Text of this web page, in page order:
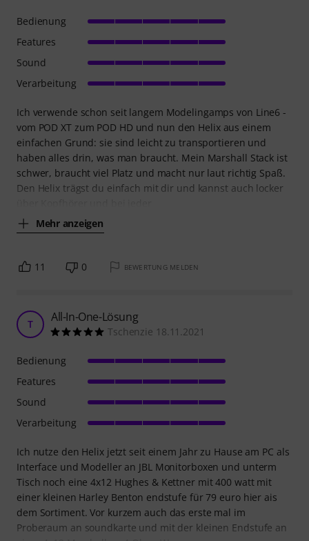
Ich verwende schon seit langem Modelingamps von Line6 -
vom POD XT zum POD HD und nun den Helix aus einem
einfachen Grund: sie sind leicht zu transportieren und
haben alles drin, was man braucht. Mein Marshall Stack ist
schwer, braucht viel Platz und macht nur laut richtig Spaß.
Den Helix trägst du einfach mit dir und kannst auch locker
Mehr anzeigen
Bedienung
Features
Sound
Verarbeitung
11 0 BEWERTUNG MELDEN
T All-In-One-Lösung
Tschenzie 18.11.2021
Ich nutze den Helix jetzt seit einem Jahr zu Hause am PC als
Interface und Modeller an JBL Monitorboxen und unterm
Tisch noch eine 4x12 Hughes & Kettner mit 400 watt mit
einer kleinen Harley Benton endstufe für 79 euro hier ais
dem Sortiment. Vor kurzem auch das erste mal im
Proberaum an soundkarte und mit der kleinen Endstufe an
Bedienung
Features
Sound
Verarbeitung